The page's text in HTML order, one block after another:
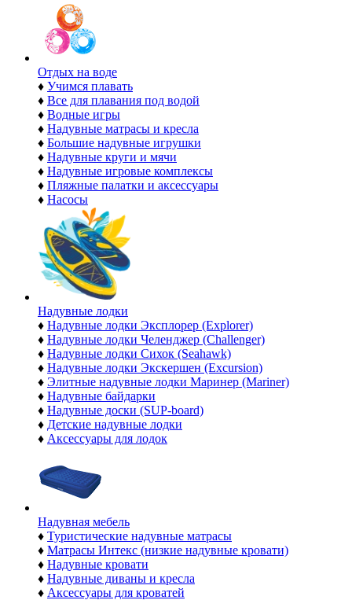
Отдых на воде
♦ Учимся плавать
♦ Все для плавания под водой
♦ Водные игры
♦ Надувные матрасы и кресла
♦ Большие надувные игрушки
♦ Надувные круги и мячи
♦ Надувные игровые комплексы
♦ Пляжные палатки и аксессуары
♦ Насосы
Надувные лодки
♦ Надувные лодки Эксплорер (Explorer)
♦ Надувные лодки Челенджер (Challenger)
♦ Надувные лодки Сихок (Seahawk)
♦ Надувные лодки Экскершен (Excursion)
♦ Элитные надувные лодки Маринер (Mariner)
♦ Надувные байдарки
♦ Надувные доски (SUP-board)
♦ Детские надувные лодки
♦ Аксессуары для лодок
Надувная мебель
♦ Туристические надувные матрасы
♦ Матрасы Интекс (низкие надувные кровати)
♦ Надувные кровати
♦ Надувные диваны и кресла
♦ Аксессуары для кроватей